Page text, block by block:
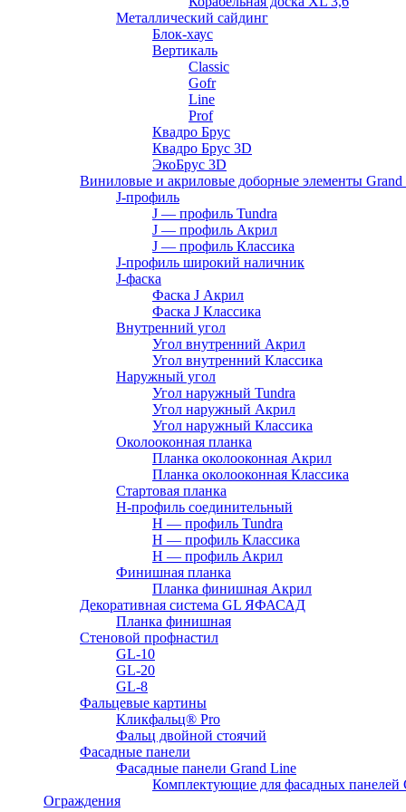
Металлический сайдинг
Блок-хаус
Вертикаль
Classic
Gofr
Line
Prof
Квадро Брус
Квадро Брус 3D
ЭкоБрус 3D
Виниловые и акриловые доборные элементы Grand
J-профиль
J — профиль Tundra
J — профиль Акрил
J — профиль Классика
J-профиль широкий наличник
J-фаска
Фаска J Акрил
Фаска J Классика
Внутренний угол
Угол внутренний Акрил
Угол внутренний Классика
Наружный угол
Угол наружный Tundra
Угол наружный Акрил
Угол наружный Классика
Околооконная планка
Планка околооконная Акрил
Планка околооконная Классика
Стартовая планка
H-профиль соединительный
Н — профиль Tundra
H — профиль Классика
Н — профиль Акрил
Финишная планка
Планка финишная Акрил
Декоративная система GL ЯФАСАД
Планка финишная
Стеновой профнастил
GL-10
GL-20
GL-8
Фальцевые картины
Кликфальц® Pro
Фальц двoйной стоячий
Фасадные панели
Фасадные панели Grand Line
Комплектующие для фасадных панелей
Ограждения